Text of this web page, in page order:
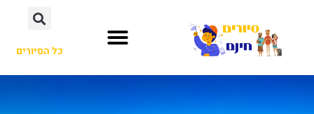
כל הסיורים